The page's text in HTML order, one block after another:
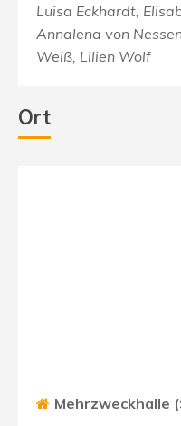
Luisa Eckhardt,
Annalena von
Weiß, Lilien Wolf
Ort
Mehrzweckhalle